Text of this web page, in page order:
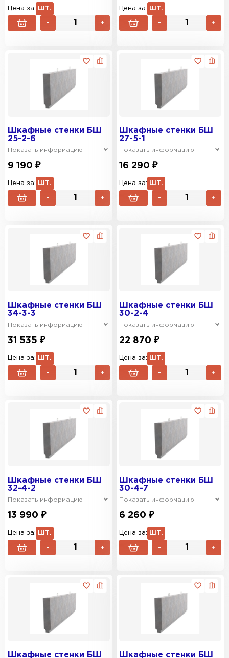
Цена за: ШТ.
- +
Цена за: ШТ.
- +
Шкафные стенки БШ
25-2-6
Показать информацию
9 190 ₽
Цена за: ШТ.
- +
Шкафные стенки БШ
27-5-1
Показать информацию
16 290 ₽
Цена за: ШТ.
- +
Шкафные стенки БШ
34-3-3
Показать информацию
31 535 ₽
Цена за: ШТ.
- +
Шкафные стенки БШ
30-2-4
Показать информацию
22 870 ₽
Цена за: ШТ.
- +
Шкафные стенки БШ
32-4-2
Показать информацию
13 990 ₽
Цена за: ШТ.
- +
Шкафные стенки БШ
30-4-7
Показать информацию
6 260 ₽
Цена за: ШТ.
- +
Шкафные стенки БШ
Шкафные стенки БШ